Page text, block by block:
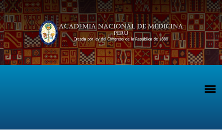
Pasar al contenido principal